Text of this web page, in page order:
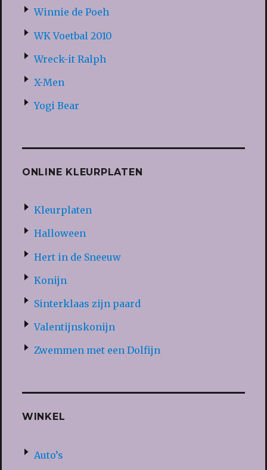
Winnie de Poeh
WK Voetbal 2010
Wreck-it Ralph
X-Men
Yogi Bear
ONLINE KLEURPLATEN
Kleurplaten
Halloween
Hert in de Sneeuw
Konijn
Sinterklaas zijn paard
Valentijnskonijn
Zwemmen met een Dolfijn
WINKEL
Auto’s